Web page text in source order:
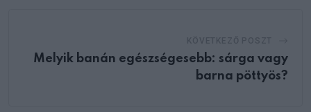
Melyik banán egészségesebb: sárga vagy
barna pöttyös?